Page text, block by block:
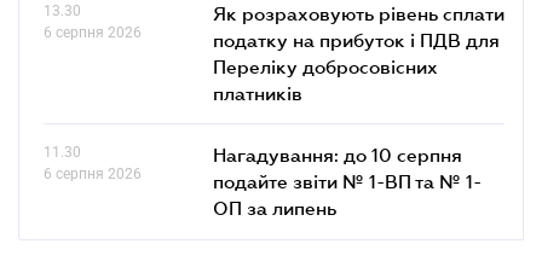
13.30
6 серпня 2026
Як розраховують рівень сплати
податку на прибуток і ПДВ для
Переліку добросовісних
платників
11.30
6 серпня 2026
Нагадування: до 10 серпня
подайте звіти № 1-ВП та № 1-
ОП за липень